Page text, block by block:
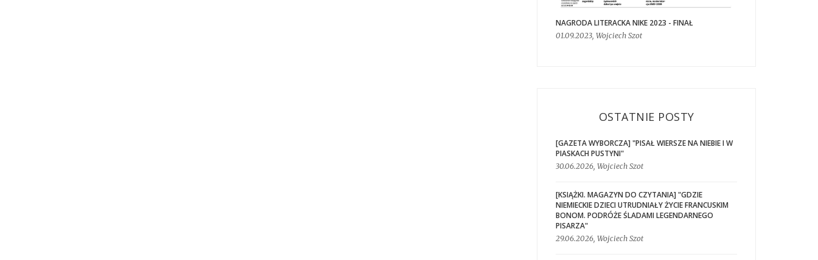
NAGRODA LITERACKA NIKE 2023 - FINAŁ
01.09.2023, Wojciech Szot
OSTATNIE POSTY
[GAZETA WYBORCZA] "PISAŁ WIERSZE NA NIEBIE I W
PIASKACH PUSTYNI"
30.06.2026, Wojciech Szot
[KSIĄŻKI. MAGAZYN DO CZYTANIA] "GDZIE
NIEMIECKIE DZIECI UTRUDNIAŁY ŻYCIE FRANCUSKIM
BONOM. PODRÓŻE ŚLADAMI LEGENDARNEGO
PISARZA"
29.06.2026, Wojciech Szot